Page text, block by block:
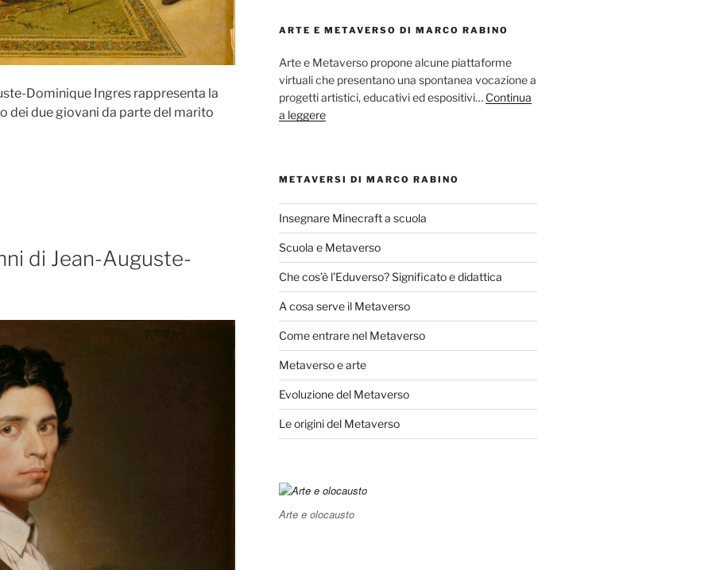
Dominique Ingres rappresenta la
dei due giovani da parte del marito
di Jean-Auguste-
ARTE E METAVERSO DI MARCO RABINO
Arte e Metaverso propone alcune piattaforme
virtuali che presentano una spontanea vocazione a
progetti artistici, educativi ed espositivi… Continua
a leggere
METAVERSI DI MARCO RABINO
Insegnare Minecraft a scuola
Scuola e Metaverso
Che cos’è l’Eduverso? Significato e didattica
A cosa serve il Metaverso
Come entrare nel Metaverso
Metaverso e arte
Evoluzione del Metaverso
Le origini del Metaverso
Arte e olocausto